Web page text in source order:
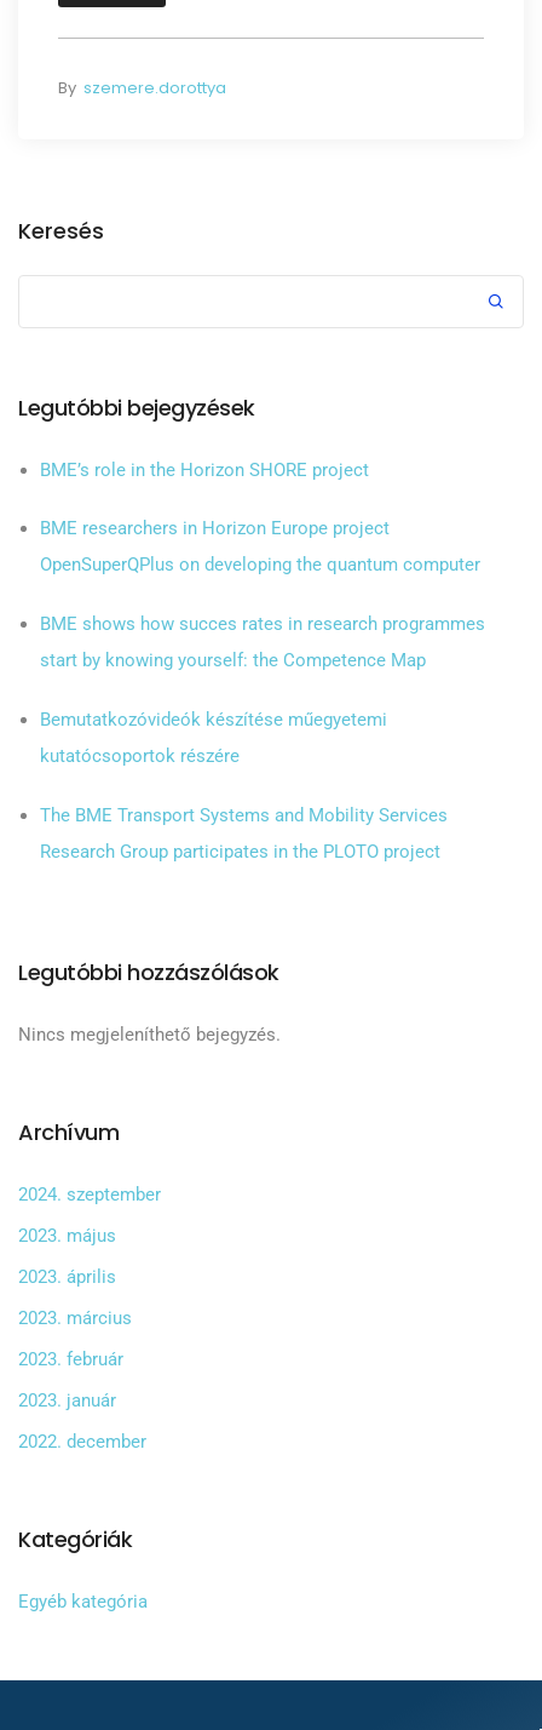
By szemere.dorottya
Keresés
Legutóbbi bejegyzések
BME’s role in the Horizon SHORE project
BME researchers in Horizon Europe project
OpenSuperQPlus on developing the quantum computer
BME shows how succes rates in research programmes
start by knowing yourself: the Competence Map
Bemutatkozóvideók készítése műegyetemi
kutatócsoportok részére
The BME Transport Systems and Mobility Services
Research Group participates in the PLOTO project
Legutóbbi hozzászólások
Nincs megjeleníthető bejegyzés.
Archívum
2024. szeptember
2023. május
2023. április
2023. március
2023. február
2023. január
2022. december
Kategóriák
Egyéb kategória